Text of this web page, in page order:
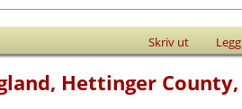
Skriv ut
Hettinger